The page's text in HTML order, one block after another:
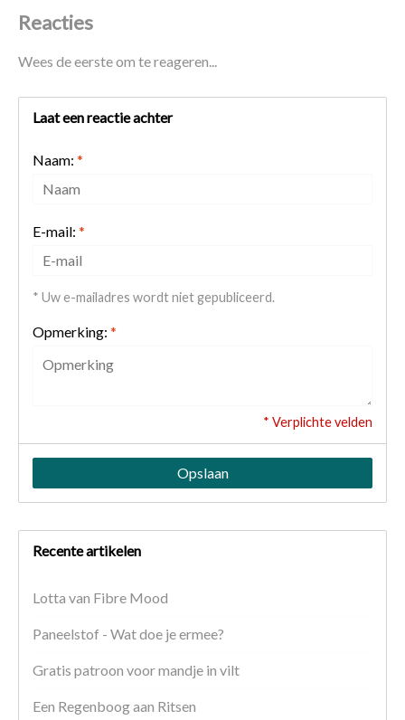
Reacties
Wees de eerste om te reageren...
Laat een reactie achter
Naam: *
E-mail: *
* Uw e-mailadres wordt niet gepubliceerd.
Opmerking: *
* Verplichte velden
Opslaan
Recente artikelen
Lotta van Fibre Mood
Paneelstof - Wat doe je ermee?
Gratis patroon voor mandje in vilt
Een Regenboog aan Ritsen